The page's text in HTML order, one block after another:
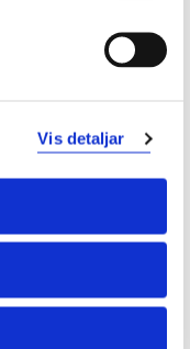
Vis detaljar